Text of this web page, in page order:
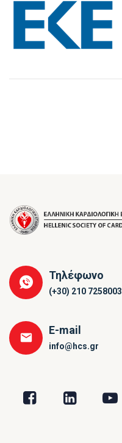
Τηλέφωνο
(+30) 210 7258003
E-mail
info@hcs.gr